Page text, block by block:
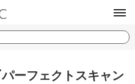
ーフェクトスキャン